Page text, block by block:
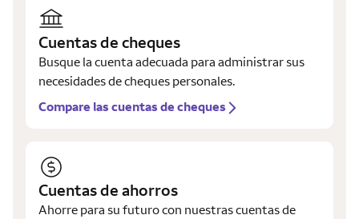
Cuentas de cheques
Busque la cuenta adecuada para administrar sus
necesidades de cheques personales.
Compare las cuentas de cheques
Cuentas de ahorros
Ahorre para su futuro con nuestras cuentas de